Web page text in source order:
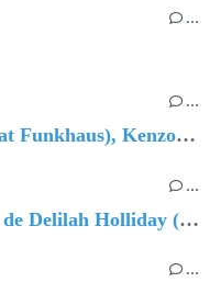
…
…
🔵 Avec The Quiet House (Live at Funkhaus), Kenzo Zurzolo livre une performance aussi intense qu'envoûtante.
…
🔵 Le nouvel album « Fat Cat » de Delilah Holliday (sortie le 30 Octobre 2026)
…